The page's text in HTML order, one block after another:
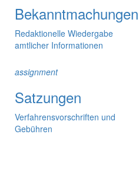
Bekanntmachungen
Redaktionelle Wiedergabe
amtlicher Informationen
assignment
Satzungen
Verfahrensvorschriften und
Gebühren